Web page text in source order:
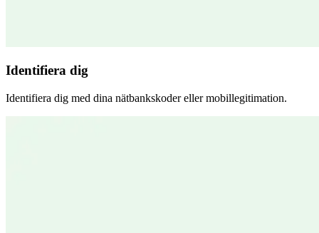
Identifiera dig
Identifiera dig med dina nätbankskoder eller mobillegitimation.